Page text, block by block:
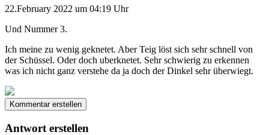
22.February 2022 um 04:19 Uhr
Und Nummer 3.
Ich meine zu wenig geknetet. Aber Teig löst sich sehr schnell von
der Schüssel. Oder doch uberknetet. Sehr schwierig zu erkennen
was ich nicht ganz verstehe da ja doch der Dinkel sehr überwiegt.
Kommentar erstellen
Antwort erstellen